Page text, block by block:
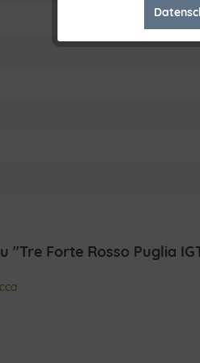
"Tre Forte Rosso Puglia